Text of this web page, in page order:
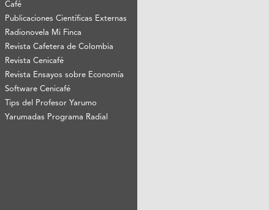
Café
Publicaciones Científicas Externas
Radionovela Mi Finca
Revista Cafetera de Colombia
Revista Cenicafé
Revista Ensayos sobre Economía
Software Cenicafé
Tips del Profesor Yarumo
Yarumadas Programa Radial